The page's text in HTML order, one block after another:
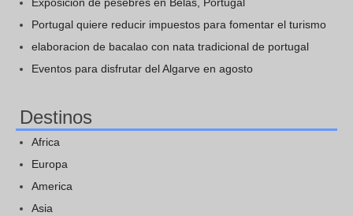
Exposición de pesebres en Belas, Portugal
Portugal quiere reducir impuestos para fomentar el turismo
elaboracion de bacalao con nata tradicional de portugal
Eventos para disfrutar del Algarve en agosto
Destinos
Africa
Europa
America
Asia